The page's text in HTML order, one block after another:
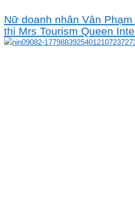
Nữ doanh nhân Vân
thi Mrs Tourism Queen